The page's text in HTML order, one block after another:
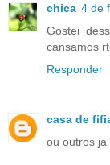
chica 4 de
Gostei
cansamos
Responder
casa de
ou outros ja